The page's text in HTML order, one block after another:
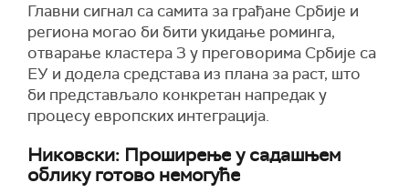
Главни сигнал са самита за грађане Србије и
региона могао би бити укидање роминга,
отварање кластера 3 у преговорима Србије са
ЕУ и додела средстава из плана за раст, што
би представљало конкретан напредак у
процесу европских интеграција.
Никовски: Проширење у садашњем
облику готово немогуће